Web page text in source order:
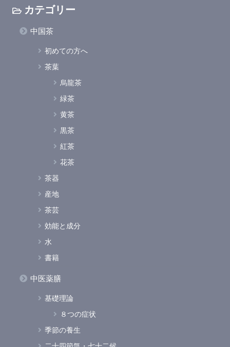
カテゴリー
中国茶
初めての方へ
茶葉
烏龍茶
緑茶
黄茶
黒茶
紅茶
花茶
茶器
産地
茶芸
効能と成分
水
書籍
中医薬膳
基礎理論
８つの症状
季節の養生